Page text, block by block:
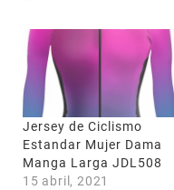
Jersey de Ciclismo
Estandar Mujer Dama
Manga Larga JDL508
15 abril, 2021